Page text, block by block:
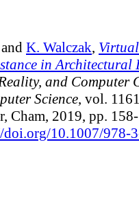
K. Walczak,
in Architectural
and Computer
Science, vol.
Cham, 2019, pp.
doi.org/10.1007/978-